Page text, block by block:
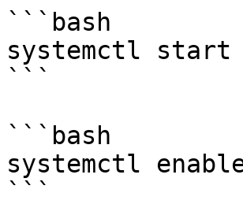
```bash
systemctl start
```
```bash
systemctl enable
```